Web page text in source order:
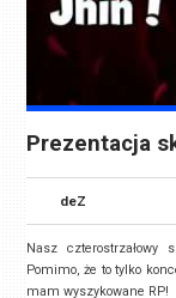
Prezentacja
deZ
Nasz
Pomimo, że to tylko
mam wyszykowane RP!